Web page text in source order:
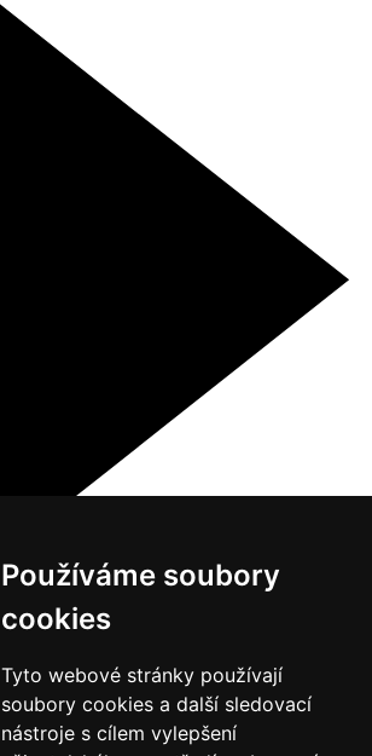
Používáme soubory
cookies
Tyto webové stránky používají
soubory cookies a další sledovací
nástroje s cílem vylepšení